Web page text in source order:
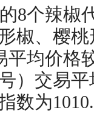
8个辣椒
椒、樱
平均价格
）交易
数为